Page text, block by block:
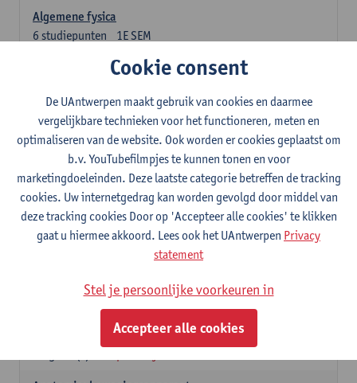
Algemene fysica
1E SEM
6 studiepunten
1E SEM
studiepunten
Lesgever(s):
Jan Sijbers
Algemene chemie m.i.v. labovaardigheden
1E SEM
7studiepunten
Lesgever(s):
Frank Blockhuys Christophe De Bie
Studium generale in de biomedische wetenschappen deel
1: onderzoek in de levenswetenschappen
Lesgever(s):
Anja Verhulst Sebastiaan De Schepper
1E SEM
Cookie consent
De UAntwerpen maakt gebruik van cookies en daarmee
vergelijkbare technieken voor het functioneren, meten en
optimaliseren van de website. Ook worden er cookies geplaatst om
b.v. YouTubefilmpjes te kunnen tonen en voor
marketingdoeleinden. Deze laatste categorie betreffen de tracking
cookies. Uw internetgedrag kan worden gevolgd door middel van
deze tracking cookies Door op 'Accepteer alle cookies' te klikken
gaat u hiermee akkoord. Lees ook het UAntwerpen Privacy
statement
Stel je persoonlijke voorkeuren in
Accepteer alle cookies